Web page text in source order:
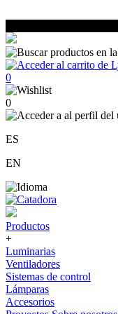
0
0
ES
EN
Productos
+
Luminarias
Ventiladores
Sistemas de control
Lámparas
Accesorios